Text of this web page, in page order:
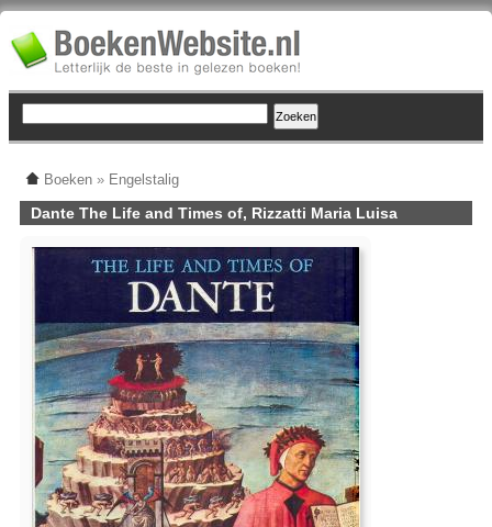
Boeken » Engelstalig
Dante The Life and Times of, Rizzatti Maria Luisa